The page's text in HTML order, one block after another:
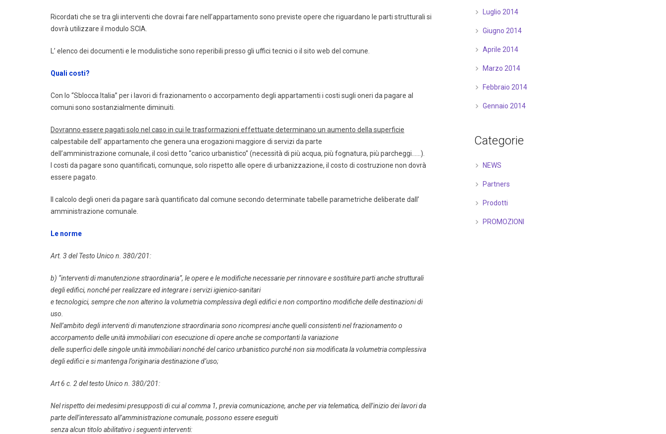
Ricordati che se tra gli interventi che dovrai fare nell’appartamento sono previste opere che riguardano le parti strutturali si
dovrà utilizzare il modulo SCIA.
L’ elenco dei documenti e le modulistiche sono reperibili presso gli uffici tecnici o il sito web del comune.
Quali costi?
Con lo “Sblocca Italia” per i lavori di frazionamento o accorpamento degli appartamenti i costi sugli oneri da pagare al
comuni sono sostanzialmente diminuiti.
Dovranno essere pagati solo nel caso in cui le trasformazioni effettuate determinano un aumento della superficie
calpestabile dell’ appartamento che genera una erogazioni maggiore di servizi da parte
dell’amministrazione comunale, il così detto “carico urbanistico” (necessità di più acqua, più fognatura, più parcheggi……).
I costi da pagare sono quantificati, comunque, solo rispetto alle opere di urbanizzazione, il costo di costruzione non dovrà
essere pagato.
Il calcolo degli oneri da pagare sarà quantificato dal comune secondo determinate tabelle parametriche deliberate dall’
amministrazione comunale.
Le norme
Art. 3 del Testo Unico n. 380/201:
b) “interventi di manutenzione straordinaria”, le opere e le modifiche necessarie per rinnovare e sostituire parti anche strutturali
degli edifici, nonché per realizzare ed integrare i servizi igienico-sanitari
e tecnologici, sempre che non alterino la volumetria complessiva degli edifici e non comportino modifiche delle destinazioni di
uso.
Nell’ambito degli interventi di manutenzione straordinaria sono ricompresi anche quelli consistenti nel frazionamento o
accorpamento delle unità immobiliari con esecuzione di opere anche se comportanti la variazione
delle superfici delle singole unità immobiliari nonché del carico urbanistico purché non sia modificata la volumetria complessiva
degli edifici e si mantenga l’originaria destinazione d’uso;
Art 6 c. 2 del testo Unico n. 380/201:
Nel rispetto dei medesimi presupposti di cui al comma 1, previa comunicazione, anche per via telematica, dell’inizio dei lavori da
parte dell’interessato all’amministrazione comunale, possono essere eseguiti
senza alcun titolo abilitativo i seguenti interventi:
Luglio 2014
Giugno 2014
Aprile 2014
Marzo 2014
Febbraio 2014
Gennaio 2014
Categorie
NEWS
Partners
Prodotti
PROMOZIONI